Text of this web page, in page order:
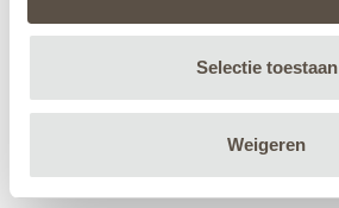
Selectie toestaan
Weigeren